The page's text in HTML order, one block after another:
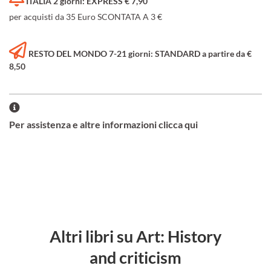
per acquisti da 35 Euro SCONTATA A 3 €
RESTO DEL MONDO 7-21 giorni: STANDARD a partire da €
8,50
Per assistenza e altre informazioni clicca qui
Altri libri su Art: History
and criticism